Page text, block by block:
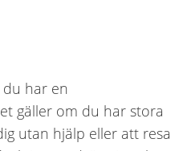
har en
gäller om du har stora
utan hjälp eller att resa